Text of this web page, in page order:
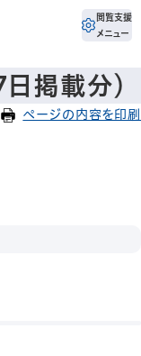
閲覧支援
メニュー
掲載分）
ページの内容を印刷